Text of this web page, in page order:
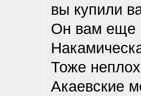
вы купили
Он вам еще
Тоже
Акаевские